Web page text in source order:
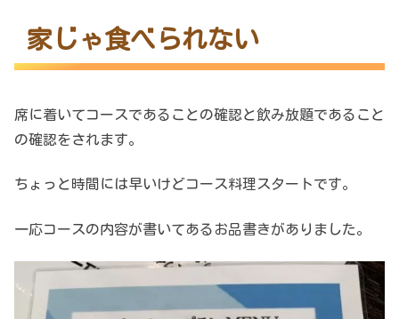
家じゃ食べられない
席に着いてコースであることの確認と飲み放題であること
の確認をされます。
ちょっと時間には早いけどコース料理スタートです。
一応コースの内容が書いてあるお品書きがありました。